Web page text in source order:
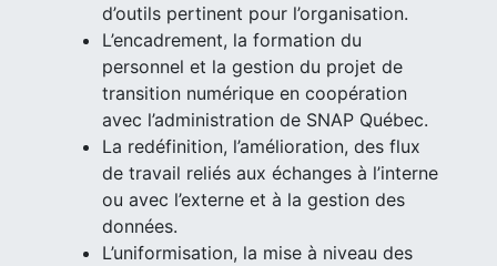
d’outils pertinent pour l’organisation.
L’encadrement, la formation du
personnel et la gestion du projet de
transition numérique en coopération
avec l’administration de SNAP Québec.
La redéfinition, l’amélioration, des flux
de travail reliés aux échanges à l’interne
ou avec l’externe et à la gestion des
données.
L’uniformisation, la mise à niveau des